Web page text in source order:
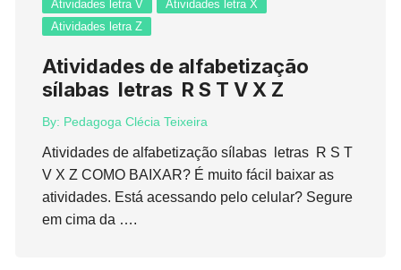
Atividades letra V
Atividades letra X
Atividades letra Z
Atividades de alfabetização
sílabas letras R S T V X Z
By: Pedagoga Clécia Teixeira
Atividades de alfabetização sílabas letras R S T
V X Z COMO BAIXAR? É muito fácil baixar as
atividades. Está acessando pelo celular? Segure
em cima da ….